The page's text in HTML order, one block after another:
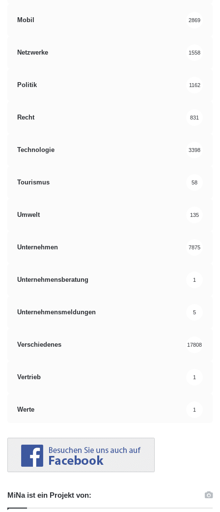
Mobil 2869
Netzwerke 1558
Politik 1162
Recht 831
Technologie 3398
Tourismus 58
Umwelt 135
Unternehmen 7875
Unternehmensberatung 1
Unternehmensmeldungen 5
Verschiedenes 17808
Vertrieb 1
Werte 1
MiNa ist ein Projekt von: